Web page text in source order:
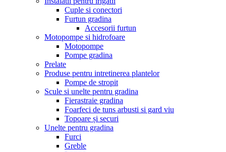
Cuple si conectori
Furtun gradina
Accesorii furtun
Motopompe si hidrofoare
Motopompe
Pompe gradina
Prelate
Produse pentru intretinerea plantelor
Pompe de stropit
Scule si unelte pentru gradina
Fierastraie gradina
Foarfeci de tuns arbusti si gard viu
Topoare și securi
Unelte pentru gradina
Furci
Greble